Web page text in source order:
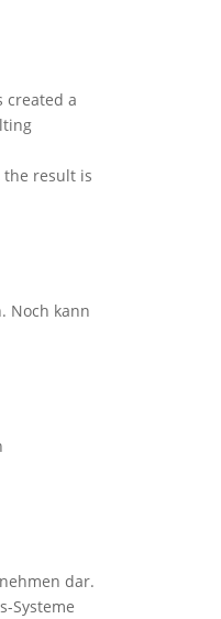
created a
the result is
Noch kann
dar.
Systeme